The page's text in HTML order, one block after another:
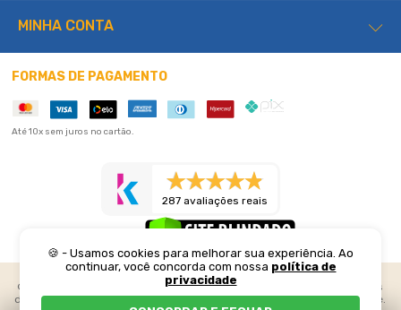
MINHA CONTA
FORMAS DE PAGAMENTO
Até 10x sem juros no cartão.
287 avaliações reais
©2026 Lucas Home. Todos os direitos reservados. Preços e condições
de pagamento exclusivos para compras realizadas através do web site.
🍪 - Usamos cookies para melhorar sua experiência. Ao
continuar, você concorda com nossa política de
privacidade